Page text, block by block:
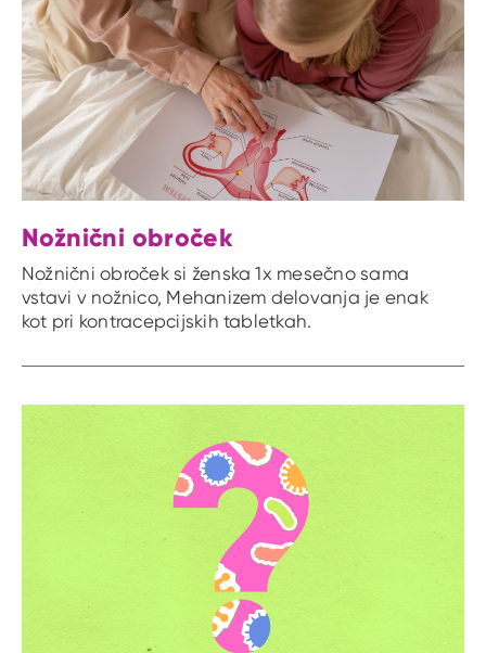
Nožnični obroček
Nožnični obroček si ženska 1x mesečno sama
vstavi v nožnico, Mehanizem delovanja je enak
kot pri kontracepcijskih tabletkah.